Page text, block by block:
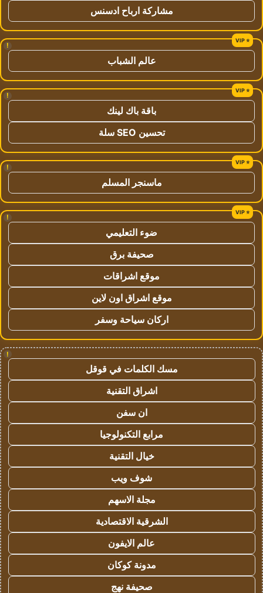
مشاركة ارباح ادسنس
!
عالم الشباب
!
باقة باك لينك
تحسين SEO سلة
!
ماسنجر المسلم
!
ضوء التعليمي
صحيفة برق
موقع اشراقات
موقع اشراق اون لاين
اركان سياحة وسفر
!
مسك الكلمات في قوقل
اشراق التقنية
ان سفن
مرابع التكنولوجيا
خيال التقنية
شوف ويب
مجلة الاسهم
الشرقية الاقتصادية
عالم الايفون
مدونة كوكان
صحيفة نهج